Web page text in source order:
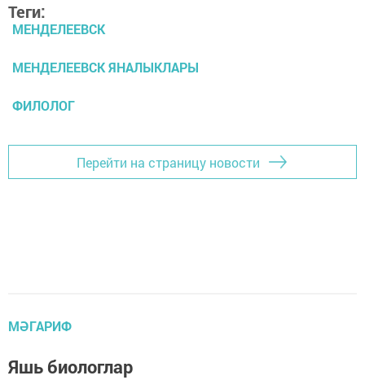
Теги:
МЕНДЕЛЕЕВСК
МЕНДЕЛЕЕВСК ЯНАЛЫКЛАРЫ
ФИЛОЛОГ
Перейти на страницу новости
МӘГАРИФ
Яшь биологлар